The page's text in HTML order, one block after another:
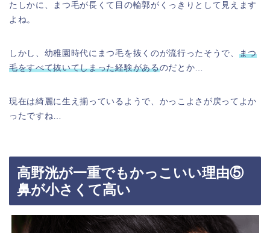
たしかに、まつ毛が長くて目の輪郭がくっきりとして見えます
よね。
しかし、幼稚園時代にまつ毛を抜くのが流行ったそうで、 まつ
毛をすべて抜いてしまった経験があるのだとか…
現在は綺麗に生え揃っているようで、かっこよさが戻ってよか
ったですね…
高野洸が一重でもかっこいい理由⑤
鼻が小さくて高い